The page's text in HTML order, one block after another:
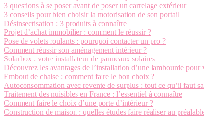
3 questions à se poser avant de poser un carrelage extérieur
3 conseils pour bien choisir la motorisation de son portail
Désinsectisation : 3 produits à connaître
Projet d’achat immobilier : comment le réussir ?
Pose de volets roulants : pourquoi contacter un pro ?
Comment réussir son aménagement intérieur ?
Solarbox : votre installateur de panneaux solaires
Découvrez les avantages de l’installation d’une lambourde pour
Embout de chaise : comment faire le bon choix ?
Autoconsommation avec revente de surplus : tout ce qu’il faut
Traitement des nuisibles en France : l’essentiel à connaître
Comment faire le choix d’une porte d’intérieur ?
Construction de maison : quelles études faire réaliser au